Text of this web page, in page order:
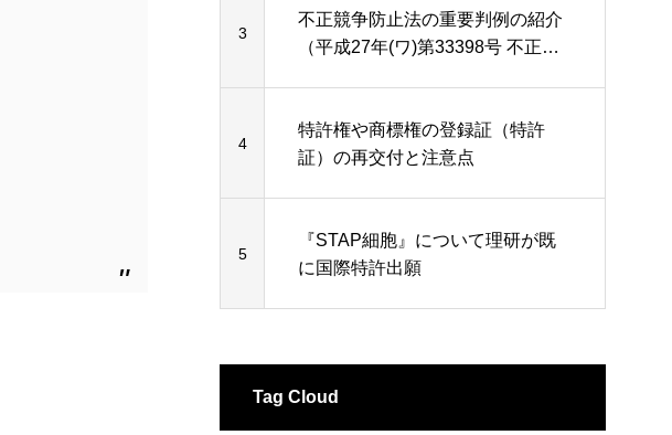
3
不正競争防止法の重要判例の紹介
（平成27年(ワ)第33398号 不正競
4
特許権や商標権の登録証（特許
証）の再交付と注意点
5
『STAP細胞』について理研が既
に国際特許出願
Tag Cloud